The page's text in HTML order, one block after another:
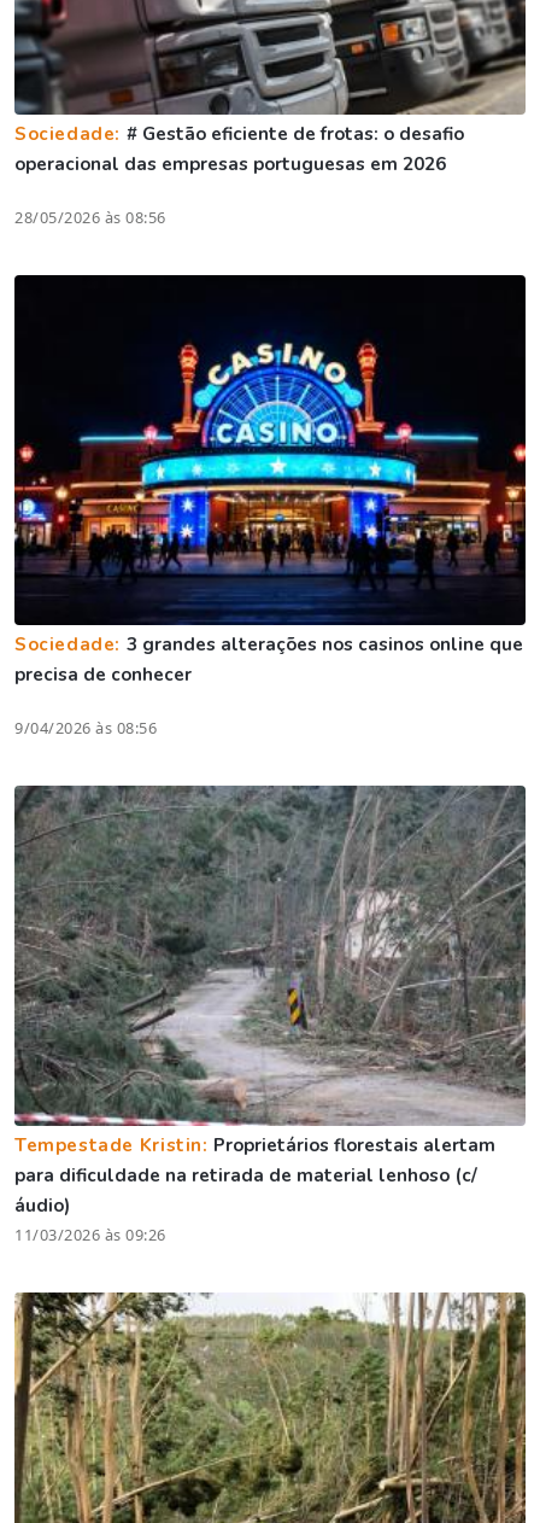
Sociedade: # Gestão eficiente de frotas: o desafio
operacional das empresas portuguesas em 2026
28/05/2026 às 08:56
Sociedade: 3 grandes alterações nos casinos online que
precisa de conhecer
9/04/2026 às 08:56
Tempestade Kristin: Proprietários florestais alertam
para dificuldade na retirada de material lenhoso (c/
áudio)
11/03/2026 às 09:26